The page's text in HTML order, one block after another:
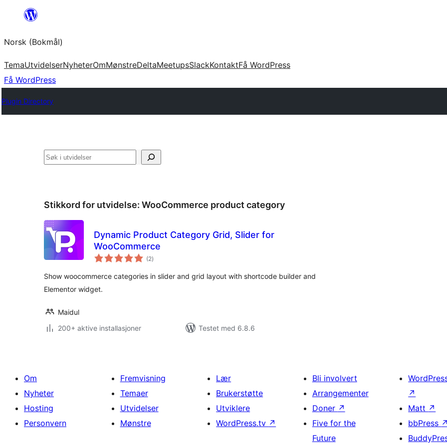
Hopp
innhold
Norsk (Bokmål)
TemaUtvidelserNyheterOmMønstreDeltaMeetupsSlackKontaktFå WordPress
Få WordPress
Plugin Directory
Søk
Stikkord for utvidelse: WooCommerce product category
Dynamic Product Category Grid, Slider for
WooCommerce
(2totale
vurderinger
)
Show woocommerce categories in slider and grid layout with shortcode builder and
Elementor widget.
Maidul
200+ aktive installasjoner
Testet med 6.8.6
Om
Nyheter
Hosting
Personvern
Fremvisning
Temaer
Utvidelser
Mønstre
Lær
Brukerstøtte
Utviklere
WordPress.tv ↗
Bli involvert
Arrangementer
Doner ↗
Five for the
Future
↗
Matt ↗
bbPress ↗